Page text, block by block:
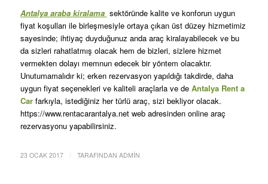
Antalya araba kiralama sektöründe kalite ve konforun uygun
fiyat koşulları ile birleşmesiyle ortaya çıkan üst düzey hizmetimiz
sayesinde; ihtiyaç duyduğunuz anda araç kiralayabilecek ve bu
da sizleri rahatlatmış olacak hem de bizleri, sizlere hizmet
vermekten dolayı memnun edecek bir yöntem olacaktır.
Unutumamalıdır ki; erken rezervasyon yapıldığı takdirde, daha
uygun fiyat seçenekleri ve kaliteli araçlarla ve deAntalya Rent a
Carfarkıyla, istediğiniz her türlü araç, sizi bekliyor olacak.
https://www.rentacarantalya.net web adresinden online araç
rezervasyonu yapabilirsiniz.
23 OCAK 2017 TARAFINDAN ADMIN